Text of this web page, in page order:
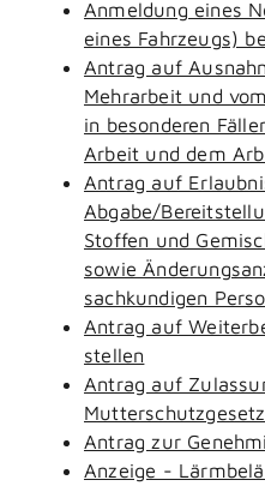
Anmeldung eines
eines Fahrzeugs)
Antrag auf
Mehrarbeit und
in besonderen
Arbeit und dem
Antrag auf
Abgabe/
Stoffen und
sowie
sachkundigen
Antrag auf
stellen
Antrag auf
Mutterschutzgesetz
Antrag zur
Anzeige -